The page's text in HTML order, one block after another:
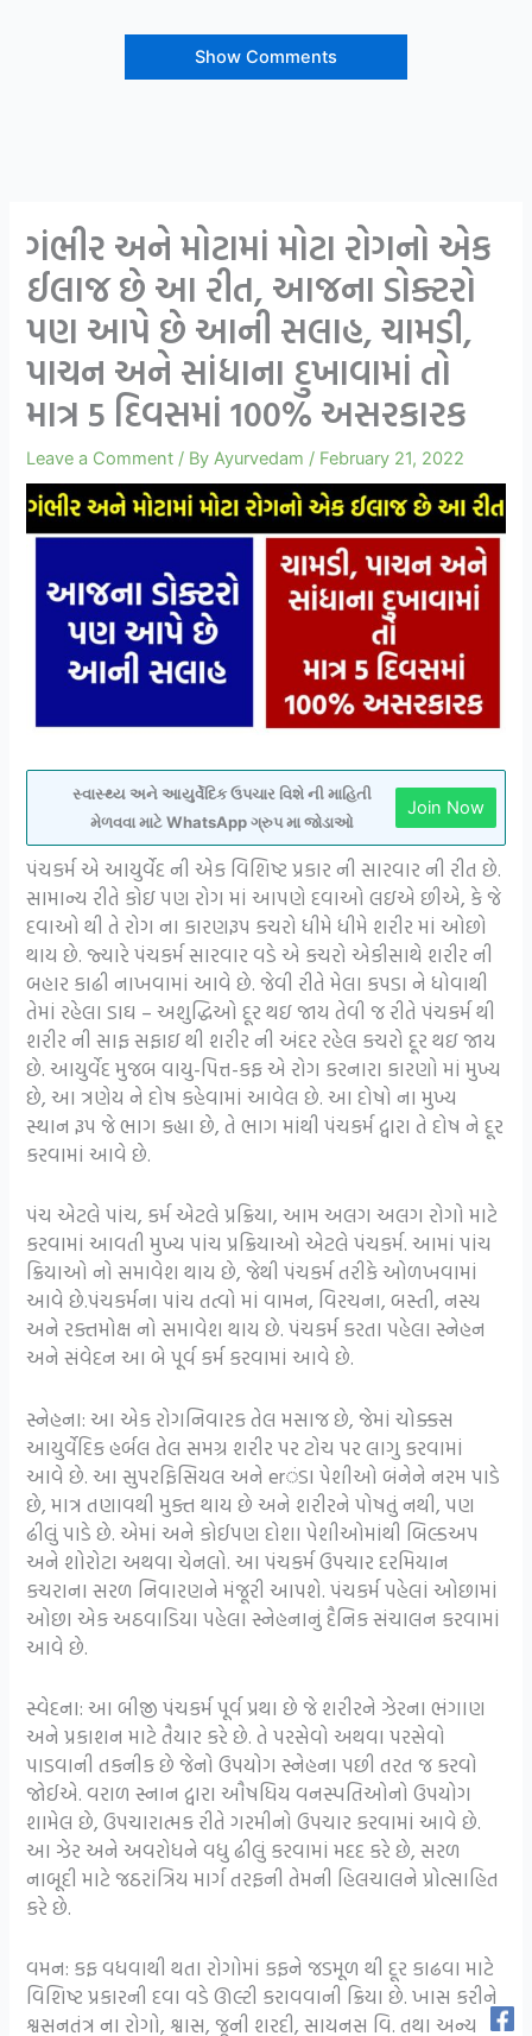
Show Comments
ગંભીર અને મોટામાં મોટા રોગનો એક
ઈલાજ છે આ રીત, આજના ડોક્ટરો
પણ આપે છે આની સલાહ, ચામડી,
પાચન અને સાંધાના દુખાવામાં તો
માત્ર 5 દિવસમાં 100% અસરકારક
Leave a Comment / ByAyurvedam / February 21, 2022
સ્વાસ્થ્ય અને આયુર્વેદિક ઉપચાર વિશે ની માહિતી
મેળવવા માટે WhatsApp ગ્રુપ મા જોડાઓ
Join Now
પંચકર્મ એ આયુર્વેદ ની એક વિશિષ્ટ પ્રકાર ની સારવાર ની રીત છે.
સામાન્ય રીતે કોઇ પણ રોગ માં આપણે દવાઓ લઇએ છીએ, કે જે
દવાઓ થી તે રોગ ના કારણરૂપ કચરો ધીમે ધીમે શરીર માં ઓછો
થાય છે. જ્યારે પંચકર્મ સારવાર વડે એ કચરો એકીસાથે શરીર ની
બહાર કાઢી નાખવામાં આવે છે. જેવી રીતે મેલા કપડા ને ધોવાથી
તેમાં રહેલા ડાઘ – અશુદ્ધિઓ દૂર થઇ જાય તેવી જ રીતે પંચકર્મ થી
શરીર ની સાફ સફાઇ થી શરીર ની અંદર રહેલ કચરો દૂર થઇ જાય
છે. આયુર્વેદ મુજબ વાયુ-પિત્ત-કફ એ રોગ કરનારા કારણો માં મુખ્ય
છે, આ ત્રણેય ને દોષ કહેવામાં આવેલ છે. આ દોષો ના મુખ્ય
સ્થાન રૂપ જે ભાગ કહ્યા છે, તે ભાગ માંથી પંચકર્મ દ્વારા તે દોષ ને દૂર
કરવામાં આવે છે.
પંચ એટલે પાંચ, કર્મ એટલે પ્રક્રિયા, આમ અલગ અલગ રોગો માટે
કરવામાં આવતી મુખ્ય પાંચ પ્રક્રિયાઓ એટલે પંચકર્મ. આમાં પાંચ
ક્રિયાઓ નો સમાવેશ થાય છે, જેથી પંચકર્મ તરીકે ઓળખવામાં
આવે છે.પંચકર્મના પાંચ તત્વો માં વામન, વિરચના, બસ્તી, નસ્ય
અને રક્તમોક્ષ નો સમાવેશ થાય છે. પંચકર્મ કરતા પહેલા સ્નેહન
અને સંવેદન આ બે પૂર્વ કર્મ કરવામાં આવે છે.
સ્નેહના: આ એક રોગનિવારક તેલ મસાજ છે, જેમાં ચોક્કસ
આયુર્વેદિક હર્બલ તેલ સમગ્ર શરીર પર ટોચ પર લાગુ કરવામાં
આવે છે. આ સુપરફિસિયલ અને erંડા પેશીઓ બંનેને નરમ પાડે
છે, માત્ર તણાવથી મુક્ત થાય છે અને શરીરને પોષતું નથી, પણ
ઢીલું પાડે છે. એમાં અને કોઈપણ દોશા પેશીઓમાંથી બિલ્ડઅપ
અને શોરોટા અથવા ચેનલો. આ પંચકર્મ ઉપચાર દરમિયાન
કચરાના સરળ નિવારણને મંજૂરી આપશે. પંચકર્મ પહેલાં ઓછામાં
ઓછા એક અઠવાડિયા પહેલા સ્નેહનાનું દૈનિક સંચાલન કરવામાં
આવે છે.
સ્વેદના: આ બીજી પંચકર્મ પૂર્વ પ્રથા છે જે શરીરને ઝેરના ભંગાણ
અને પ્રકાશન માટે તૈયાર કરે છે. તે પરસેવો અથવા પરસેવો
પાડવાની તકનીક છે જેનો ઉપયોગ સ્નેહના પછી તરત જ કરવો
જોઈએ. વરાળ સ્નાન દ્વારા ઔષધિય વનસ્પતિઓનો ઉપયોગ
શામેલ છે, ઉપચારાત્મક રીતે ગરમીનો ઉપચાર કરવામાં આવે છે.
આ ઝેર અને અવરોધને વધુ ઢીલું કરવામાં મદદ કરે છે, સરળ
નાબૂદી માટે જઠરાંત્રિય માર્ગ તરફની તેમની હિલચાલને પ્રોત્સાહિત
કરે છે.
વમન: કફ વધવાથી થતા રોગોમાં કફને જડમૂળ થી દૂર કાઢવા માટે
વિશિષ્ટ પ્રકારની દવા વડે ઊલ્ટી કરાવવાની ક્રિયા છે. ખાસ કરીને
શ્વસનતંત્ર ના રોગો, શ્વાસ, જૂની શરદી, સાયનસ વિ. તથા અન્ય